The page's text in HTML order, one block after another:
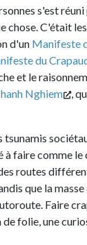
réuni pour
les
du
Fou
qui
, qui est un
sociétaux sont
le crapaud
différentes de
masse des
crapaud
curiosité et